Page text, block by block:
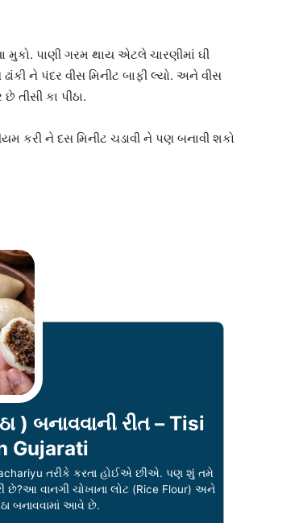
મુકો. પાણી ગરમ થાય એટલે ચારણીમાં ઘી
ને પંદર વીસ મિનીટ બાફી લ્યો. અને વીસ
તીસી કા પીઠા.
કરી ને દસ મિનીટ ચડાવી ને પણ બનાવી શકો
) બનાવવાની રીત – Tisi
Gujarati
તરીકે કરતા હોઈએ છીએ. પણ શું તમે
છે?આ વાનગી ચોખાના લોટ (Rice Flour) અને
બનાવવામાં આવે છે.